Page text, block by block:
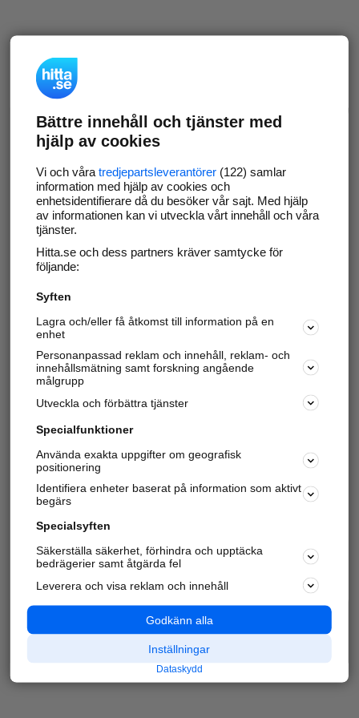
Bättre innehåll och tjänster med
hjälp av cookies
Vi och våra tredjepartsleverantörer(122) samlar
information med hjälp av cookies och
enhetsidentifierare då du besöker vår sajt. Med hjälp
av informationen kan vi utveckla vårt innehåll och våra
tjänster.
Hitta.se och dess partners kräver samtycke för
följande:
Syften
Lagra och/eller få åtkomst till information på en
enhet
Personanpassad reklam och innehåll, reklam- och
innehållsmätning samt forskning angående
målgrupp
Utveckla och förbättra tjänster
Specialfunktioner
Använda exakta uppgifter om geografisk
positionering
Identifiera enheter baserat på information som aktivt
begärs
Specialsyften
Säkerställa säkerhet, förhindra och upptäcka
bedrägerier samt åtgärda fel
Leverera och visa reklam och innehåll
Godkänn alla
Inställningar
Dataskydd